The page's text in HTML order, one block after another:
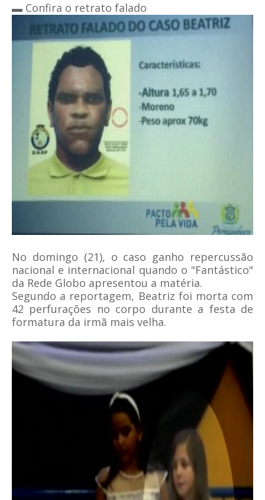
▬ Confira o retrato falado
No domingo (21), o caso ganho repercussão
nacional e internacional quando o "Fantástico"
da Rede Globo apresentou a matéria.
Segundo a reportagem, Beatriz foi morta com
42 perfurações no corpo durante a festa de
formatura da irmã mais velha.